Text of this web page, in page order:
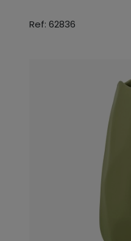
Ref: 62836